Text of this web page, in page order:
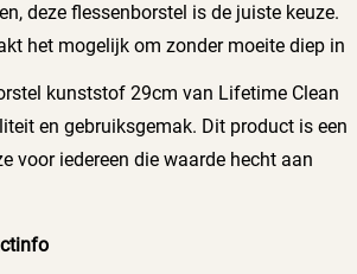
deze flessenborstel is de juiste keuze.
het mogelijk om zonder moeite diep in
kunststof 29cm van Lifetime Clean
en gebruiksgemak. Dit product is een
voor iedereen die waarde hecht aan
vaatwerkstukken.